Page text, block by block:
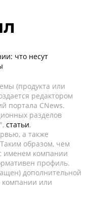
что несут
(продукта или
редактором
портала CNews.
разделов
статьи,
а также
образом, чем
именем компании
профиль.
дополнительной
или